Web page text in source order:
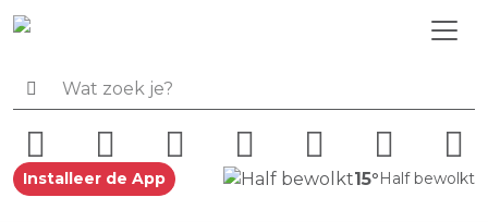
Installeer de App 15°Half bewolkt